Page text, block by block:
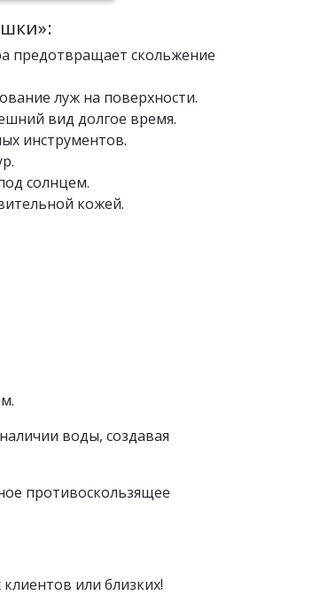
предотвращает скольжение
луж на поверхности.
вид долгое время.
инструментов.
солнцем.
кожей.
воды, создавая
противоскользящее
или близких!